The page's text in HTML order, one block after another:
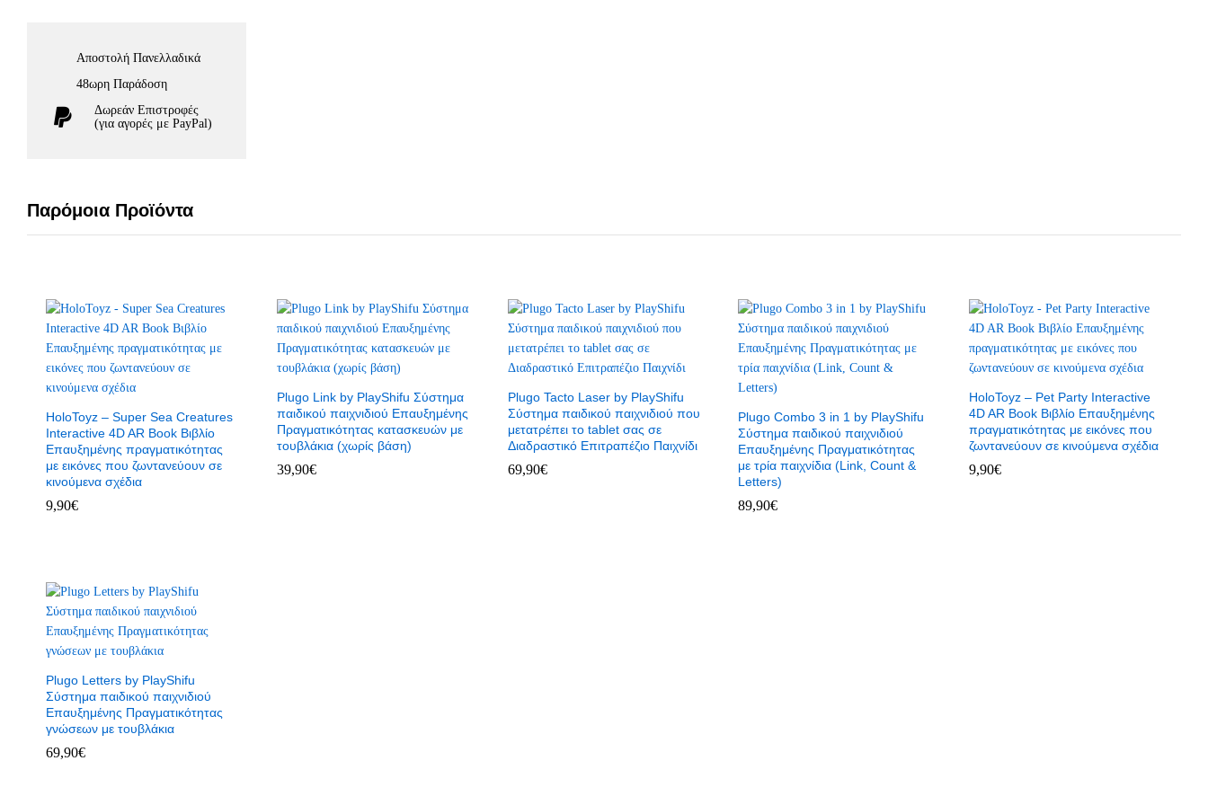
Αποστολή Πανελλαδικά
48ωρη Παράδοση
Δωρεάν Eπιστροφές
(για αγορές με PayPal)
Παρόμοια Προϊόντα
HoloToyz – Super Sea Creatures
Interactive 4D AR Book Βιβλίο
Επαυξημένης πραγματικότητας
με εικόνες που ζωντανεύουν σε
κινούμενα σχέδια
9,90€
Plugo Link by PlayShifu Σύστημα
παιδικού παιχνιδιού Επαυξημένης
Πραγματικότητας κατασκευών με
τουβλάκια (χωρίς βάση)
39,90€
Plugo Tacto Laser by PlayShifu
Σύστημα παιδικού παιχνιδιού που
μετατρέπει το tablet σας σε
Διαδραστικό Επιτραπέζιο Παιχνίδι
69,90€
Plugo Combo 3 in 1 by PlayShifu
Σύστημα παιδικού παιχνιδιού
Επαυξημένης Πραγματικότητας
με τρία παιχνίδια (Link, Count &
Letters)
89,90€
HoloToyz – Pet Party Interactive
4D AR Book Βιβλίο Επαυξημένης
πραγματικότητας με εικόνες που
ζωντανεύουν σε κινούμενα σχέδια
9,90€
Plugo Letters by PlayShifu
Σύστημα παιδικού παιχνιδιού
Επαυξημένης Πραγματικότητας
γνώσεων με τουβλάκια
69,90€